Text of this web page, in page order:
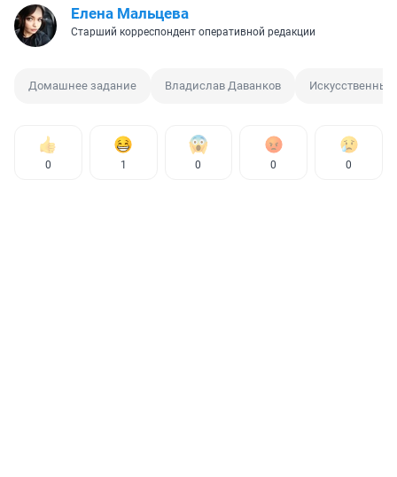
Елена Мальцева
Старший корреспондент оперативной редакции
Домашнее задание Владислав Даванков Искусственный
0 1 0 0 0